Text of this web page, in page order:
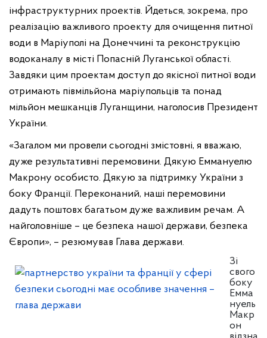
інфраструктурних проектів. Йдеться, зокрема, про
реалізацію важливого проекту для очищення питної
води в Маріуполі на Донеччині та реконструкцію
водоканалу в місті Попасній Луганської області.
Завдяки цим проектам доступ до якісної питної води
отримають півмільйона маріупольців та понад
мільйон мешканців Луганщини, наголосив Президент
України.
«Загалом ми провели сьогодні змістовні, я вважаю,
дуже результативні перемовини. Дякую Еммануелю
Макрону особисто. Дякую за підтримку України з
боку Франції. Переконаний, наші перемовини
дадуть поштовх багатьом дуже важливим речам. А
найголовніше – це безпека нашої держави, безпека
Європи», – резюмував Глава держави.
Зі
свого
боку
Емма
нуель
Макр
он